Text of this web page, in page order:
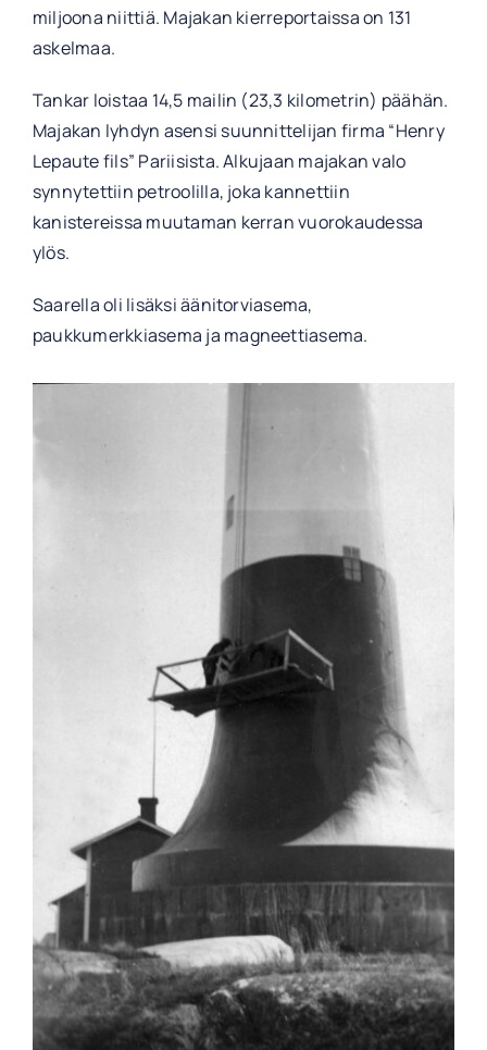
miljoona niittiä. Majakan kierreportaissa on 131
askelmaa.
Tankar loistaa 14,5 mailin (23,3 kilometrin) päähän.
Majakan lyhdyn asensi suunnittelijan firma “Henry
Lepaute fils” Pariisista. Alkujaan majakan valo
synnytettiin petroolilla, joka kannettiin
kanistereissa muutaman kerran vuorokaudessa
ylös.
Saarella oli lisäksi äänitorviasema,
paukkumerkkiasema ja magneettiasema.